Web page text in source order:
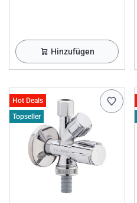
Hinzufügen
Hot Deals
Topseller